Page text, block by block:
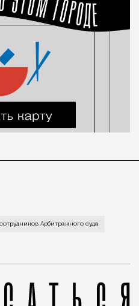
пресс-служба
Арбитражного суда